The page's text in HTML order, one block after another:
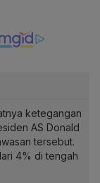
ketegangan
AS Donald
tersebut.
4% di tengah